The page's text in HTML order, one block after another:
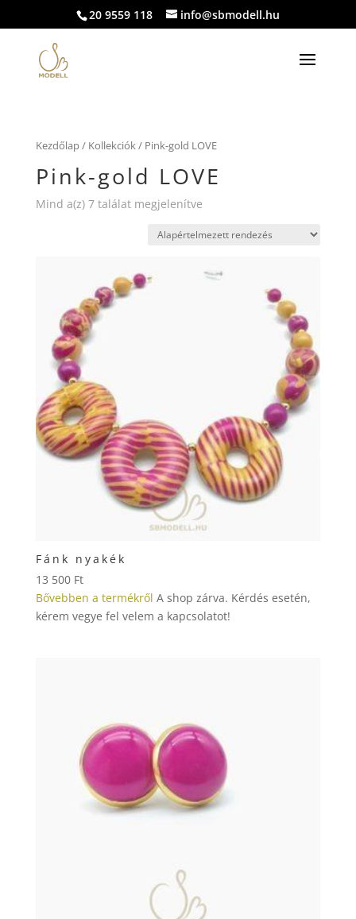
20 9559 118 info@sbmodell.hu
Kezdőlap/ Kollekciók/ Pink-gold LOVE
Pink-gold LOVE
Mind a(z) 7 találat megjelenítve
Fánk nyakék
13 500 Ft
Bővebben a termékről A shop zárva. Kérdés esetén,
kérem vegye fel velem a kapcsolatot!